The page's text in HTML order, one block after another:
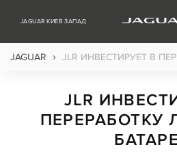
JAGUAR КИЕВ ЗАПАД
JAGUAR › JLR ИНВЕСТИРУЕТ В
JLR
ПЕРЕРАБОТКУ